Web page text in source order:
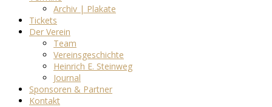
Archiv | Plakate
Tickets
Der Verein
Team
Vereinsgeschichte
Heinrich E. Steinweg
Journal
Sponsoren & Partner
Kontakt